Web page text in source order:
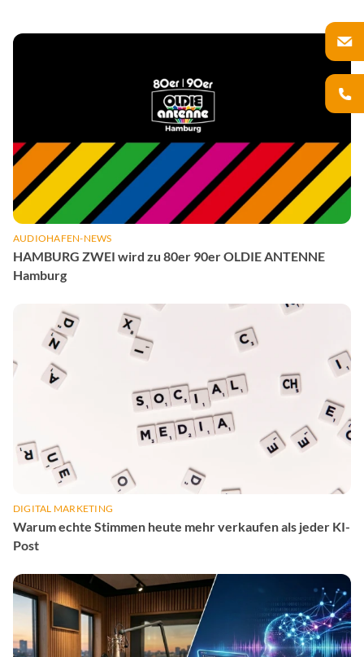
AUDIOHAFEN-NEWS
HAMBURG ZWEI wird zu 80er 90er OLDIE ANTENNE
Hamburg
DIGITAL MARKETING
Warum echte Stimmen heute mehr verkaufen als jeder KI-
Post